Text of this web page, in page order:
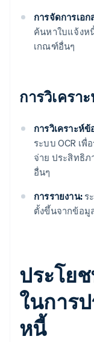
การจัดการเอก
ค้นหาใบแจ้งห
เกณฑ์อื่นๆ
การวิเครา
การวิเคราะห์
ระบบ OCR เ
จ่าย ประสิทธิภ
อื่นๆ
การรายงาน: ร
ตั้งขึ้นจากข้อมู
ประโย
ในการ
หนี้